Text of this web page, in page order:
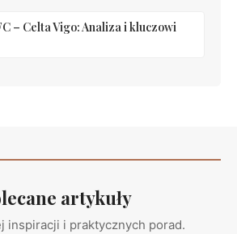
– Celta Vigo: Analiza i kluczowi
artykuły
inspiracji i praktycznych porad.